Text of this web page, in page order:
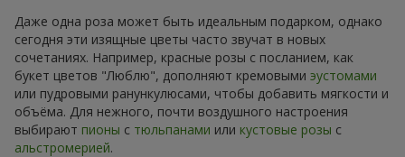
Даже одна роза может быть идеальным подарком, однако
сегодня эти изящные цветы часто звучат в новых
сочетаниях. Например, красные розы с посланием, как
букет цветов "Люблю", дополняют кремовыми эустомами
или пудровыми ранункулюсами, чтобы добавить мягкости и
объёма. Для нежного, почти воздушного настроения
выбирают пионы с тюльпанами или кустовые розы с
альстромерией.